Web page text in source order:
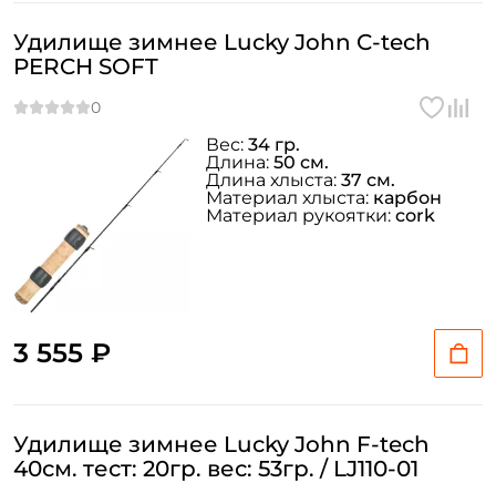
Удилище зимнее Lucky John C-tech
PERCH SOFT
3 555 ₽
Вес: 34 гр.
Длина: 50 см.
Длина хлыста: 37 см.
Материал хлыста: карбон
Материал рукоятки: cork
Удилище зимнее Lucky John F-tech
40см. тест: 20гр. вес: 53гр. / LJ110-01